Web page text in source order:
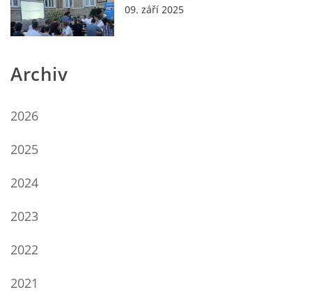
09. září 2025
Archiv
2026
2025
2024
2023
2022
2021